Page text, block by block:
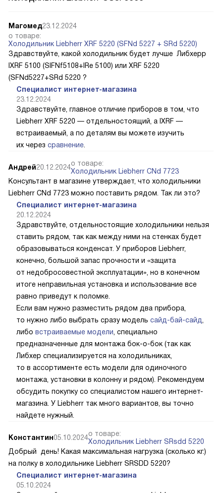
Магомед23.12.2024
о товаре:
Холодильник Liebherr XRF 5220 (SFNd 5227 + SRd 5220)
Здравствуйте, какой холодильник будет лучше Либхерр
IXRF 5100 (SIFNf5108+IRe 5100) или XRF 5220
(SFNd5227+SRd 5220 ?
Специалист интернет-магазина
23.12.2024
Здравствуйте, главное отличие приборов в том, что
Liebherr XRF 5220 — отдельностоящий, а IXRF —
встраиваемый, а по деталям вы можете изучить
их через сравнение
Андрей20.12.2024о товаре:
Холодильник Liebherr CNd 7723
Консультант в магазине утверждает, что холодильники
Liebherr CNd 7723 можно поставить рядом. Так ли это?
Специалист интернет-магазина
20.12.2024
Здравствуйте, отдельностоящие холодильники нельзя
ставить рядом, так как между ними на стенках будет
образовываться конденсат. У приборов Liebherr,
конечно, большой запас прочности и «защита
от недобросовестной эксплуатации», но в конечном
итоге неправильная установка и использование все
равно приведут к поломке.
Если вам нужно разместить рядом два прибора,
то нужно либо выбрать сразу модель сайд-бай-сайд
либо встраиваемые модели , специально
предназначенные для монтажа бок-о-бок (так как
Либхер специализируется на холодильниках,
то в ассортименте есть модели для одиночного
монтажа, установки в колонну и рядом). Рекомендуем
обсудить покупку со специалистом нашего интернет-
магазина. У Liebherr так много вариантов, вы точно
найдете нужный.
Константин05.10.2024о товаре:
Холодильник Liebherr SRsdd 5220
Добрый день! Какая максимальная нагрузка (сколько кг.)
на полку в холодильнике Liebherr SRSDD 5220?
Специалист интернет-магазина
05.10.2024